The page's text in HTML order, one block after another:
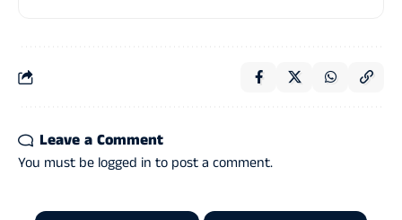
Leave a Comment
You must be logged in to post a comment.